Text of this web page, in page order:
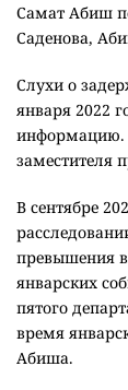
Самат Абиш
Саденова,
Слухи о
января 2022
информацию.
заместителя
В сентябре
превышения
январских
пятого
время
Абиша.